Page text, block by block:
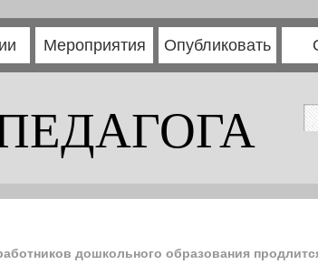
Мероприятия Опубликовать
дошкольного образования